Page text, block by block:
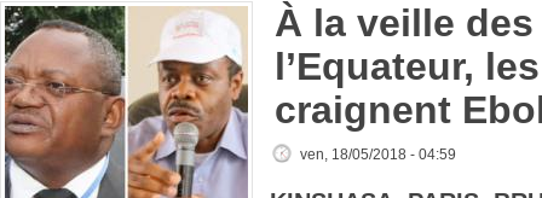
À la veille
l’Equateur,
craignent
ven, 18/05/2018 - 04:59